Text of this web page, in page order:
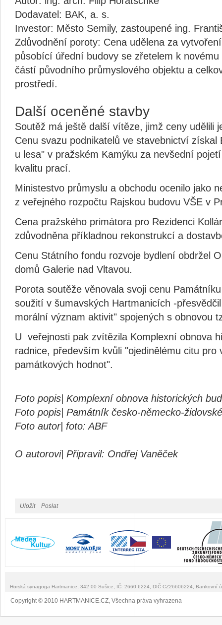
Dodavatel: BAK, a. s.
Investor: Město Semily, zastoupené ing.
Zdůvodnění poroty: Cena udělena za
působící úřední budovy se zřetelem k
částí původního průmyslového objektu a
prostředí.
Další oceněné stavby
Soutěž má ještě další vítěze, jimž ceny udělili
Cenu svazu podnikatelů ve stavebnictví získal
u lesa" v pražském Kamýku za nevšední
kvalitu prací.
Ministestvo průmyslu a obchodu ocenilo jako
z veřejného rozpočtu Rajskou budovu VŠE v
Cena pražského primátora pro Rezidenci
zdůvodněna příkladnou rekonstrukcí a
Cenu Státního fondu rozvoje bydlení obdržel
domů Galerie nad Vltavou.
Porota soutěže věnovala svoji cenu
soužití v šumavských Hartmanicích -
morální význam aktivit" spojených s obnovou
U veřejnosti pak zvítězila Komplexní obnova
radnice, především kvůli "ojedinělému citu pro
památkových hodnot".
Foto popis| Komplexní obnova historických
Foto popis| Památník česko-německo-
Foto autor| foto: ABF
O autorovi| Připravil: Ondřej Vaněček
Uložit Poslat
Horská synagoga Hartmanice, 342 00 Sušice, IČ: 2660 6224, DIČ CZ26606224, Bankovní
Copyright © 2010 HARTMANICE.CZ, Všechna práva vyhrazena